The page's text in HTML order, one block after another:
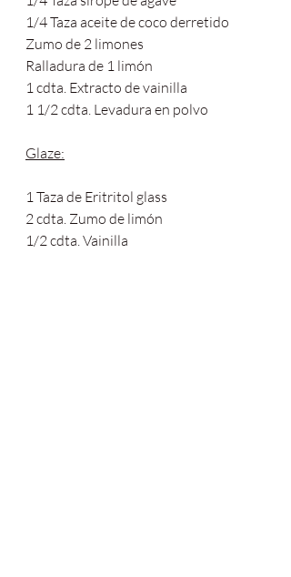
1/4 Taza aceite de coco derretido
Zumo de 2 limones
Ralladura de 1 limón
1 cdta. Extracto de vainilla
1 1/2 cdta. Levadura en polvo
Glaze:
1 Taza de Eritritol glass
2 cdta. Zumo de limón
1/2 cdta. Vainilla